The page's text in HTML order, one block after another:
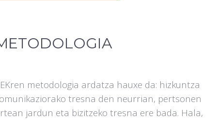
metodologia ardatza hauxe da: hizkuntza
tresna den neurrian, pertsonen
jardun eta bizitzeko tresna ere bada. Hala,